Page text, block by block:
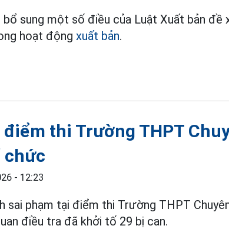
sung một số điều của Luật Xuất bản đề
hoạt độngxuất bản.
thi Trường THPT
chức
- 12:23
sai phạm tại điểm thi Trường THPT
điều tra đã khởi tố 29 bị can.